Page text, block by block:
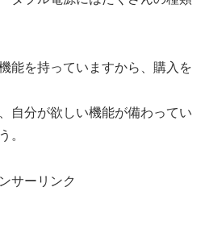
能を持っていますから、購入を
自分が欲しい機能が備わってい
。
サーリンク